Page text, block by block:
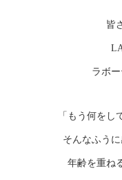
皆
ラボ
「もう何をし
そんなふう
年齢を重ね